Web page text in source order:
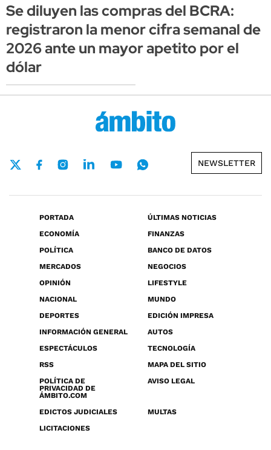
Se diluyen las compras del BCRA:
registraron la menor cifra semanal de
2026 ante un mayor apetito por el
dólar
NEWSLETTER
PORTADA
ÚLTIMAS NOTICIAS
ECONOMÍA
FINANZAS
POLÍTICA
BANCO DE DATOS
MERCADOS
NEGOCIOS
OPINIÓN
LIFESTYLE
NACIONAL
MUNDO
DEPORTES
EDICIÓN IMPRESA
INFORMACIÓN GENERAL
AUTOS
ESPECTÁCULOS
TECNOLOGÍA
RSS
MAPA DEL SITIO
POLÍTICA DE
PRIVACIDAD DE
ÁMBITO.COM
AVISO LEGAL
EDICTOS JUDICIALES
MULTAS
LICITACIONES